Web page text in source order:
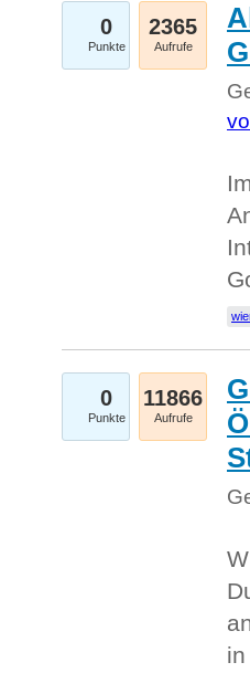
0
Punkte
2365
Aufrufe
0
Punkte
11866
Aufrufe